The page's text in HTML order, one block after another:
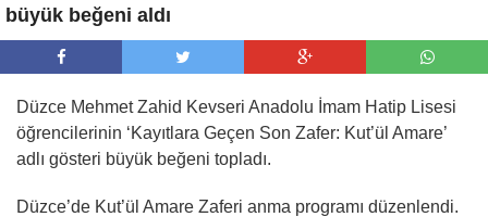
büyük beğeni aldı
Düzce Mehmet Zahid Kevseri Anadolu İmam Hatip Lisesi
öğrencilerinin ‘Kayıtlara Geçen Son Zafer: Kut’ül Amare’
adlı gösteri büyük beğeni topladı.
Düzce’de Kut’ül Amare Zaferi anma programı düzenlendi.